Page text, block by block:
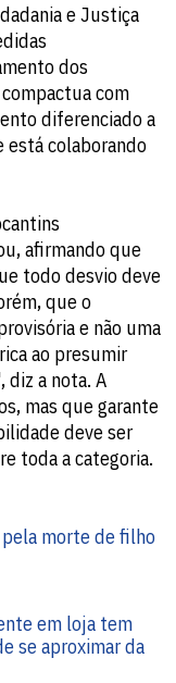
e Justiça
dos
com
diferenciado a
está colaborando
afirmando que
todo desvio deve
que o
e não uma
ao presumir
diz a nota. A
mas que garante
deve ser
toda a categoria.
morte de filho
em loja tem
se aproximar da